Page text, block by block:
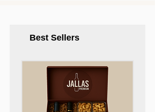
Best Sellers